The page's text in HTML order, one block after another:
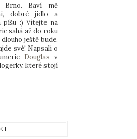
Brno. Baví mě
dobré jídlo a
:) Vítejte na
sahá až do roku
ještě bude.
své! Napsali o
Douglas v
které stojí